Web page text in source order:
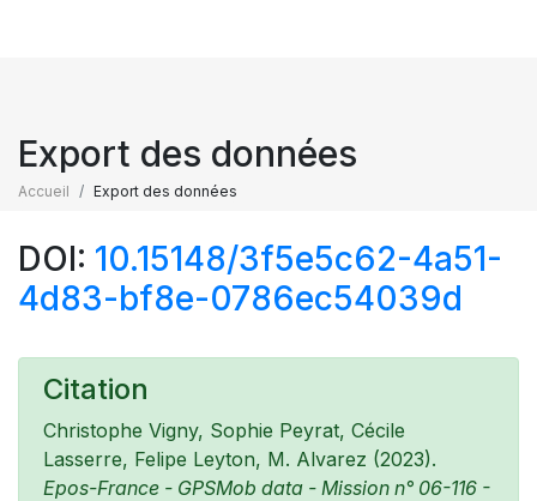
Export des données
Accueil Export des données
DOI: 10.15148/3f5e5c62-4a51-
4d83-bf8e-0786ec54039d
Citation
Christophe Vigny, Sophie Peyrat, Cécile
Lasserre, Felipe Leyton, M. Alvarez (2023).
Epos-France - GPSMob data - Mission n° 06-116 -